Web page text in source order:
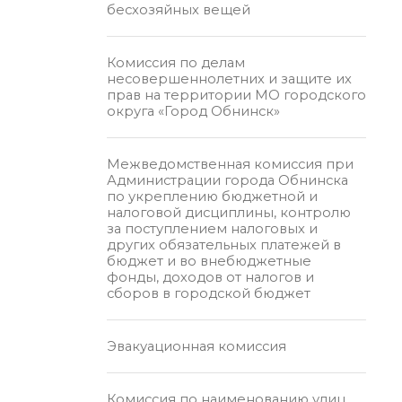
бесхозяйных вещей
Комиссия по делам
несовершеннолетних и защите их
прав на территории МО городского
округа «Город Обнинск»
Межведомственная комиссия при
Администрации города Обнинска
по укреплению бюджетной и
налоговой дисциплины, контролю
за поступлением налоговых и
других обязательных платежей в
бюджет и во внебюджетные
фонды, доходов от налогов и
сборов в городской бюджет
Эвакуационная комиссия